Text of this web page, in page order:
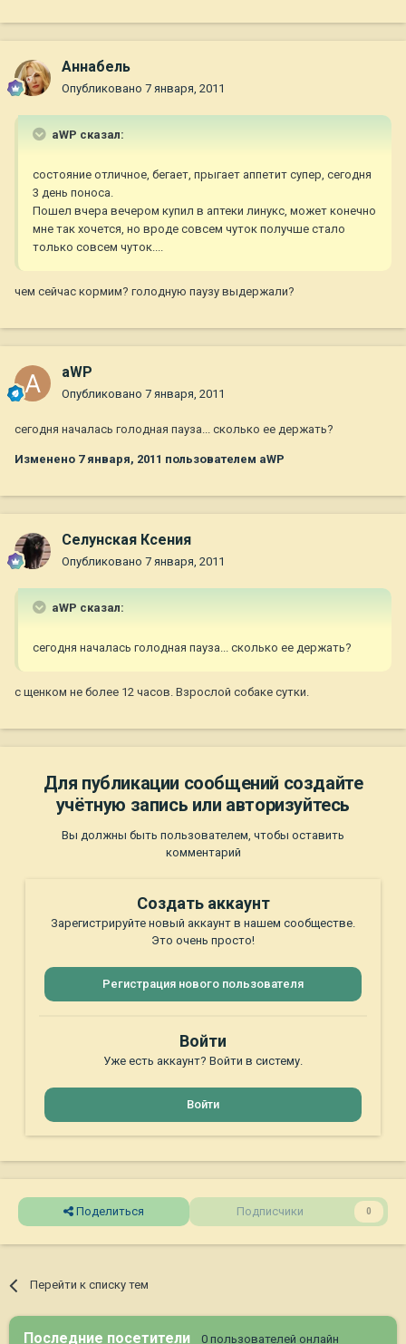
Aннaбель
Опубликовано 7 января, 2011
aWP сказал:
состояние отличное, бегает, прыгает аппетит супер, сегодня
3 день поноса.
Пошел вчера вечером купил в аптеки линукс, может конечно
мне так хочется, но вроде совсем чуток получше стало
только совсем чуток....
чем сейчас кормим? голодную паузу выдержали?
aWP
Опубликовано 7 января, 2011
сегодня началась голодная пауза... сколько ее держать?
Изменено 7 января, 2011 пользователем aWP
Селунская Ксения
Опубликовано 7 января, 2011
aWP сказал:
сегодня началась голодная пауза... сколько ее держать?
с щенком не более 12 часов. Взрослой собаке сутки.
Для публикации сообщений создайте
учётную запись или авторизуйтесь
Вы должны быть пользователем, чтобы оставить
комментарий
Создать аккаунт
Зарегистрируйте новый аккаунт в нашем сообществе.
Это очень просто!
Регистрация нового пользователя
Войти
Уже есть аккаунт? Войти в систему.
Войти
Поделиться Подписчики 0
Перейти к списку тем
Последние посетители 0 пользователей онлайн